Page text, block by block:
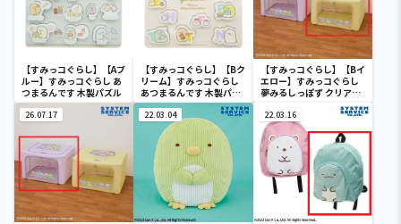
【すみっコぐらし】【Aブ
ルー】すみっコぐらし あ
つまるんです 木製パズル
【すみっコぐらし】【Bク
リーム】すみっコぐらし
あつまるんです 木製パズ
ル
【すみっコぐらし】【Bイ
エロー】すみっコぐらし
夢みるしっぽず クリア窓
26.07.17 22.03.04 22.03.16